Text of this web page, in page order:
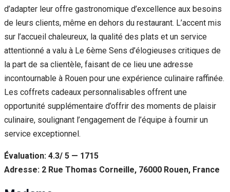
d’adapter leur offre gastronomique d’excellence aux besoins
de leurs clients, même en dehors du restaurant. L’accent mis
sur l’accueil chaleureux, la qualité des plats et un service
attentionné a valu à Le 6ème Sens d’élogieuses critiques de
la part de sa clientèle, faisant de ce lieu une adresse
incontournable à Rouen pour une expérience culinaire raffinée.
Les coffrets cadeaux personnalisables offrent une
opportunité supplémentaire d’offrir des moments de plaisir
culinaire, soulignant l’engagement de l’équipe à fournir un
service exceptionnel.
Évaluation: 4.3/ 5 — 1715
Adresse: 2 Rue Thomas Corneille, 76000 Rouen, France